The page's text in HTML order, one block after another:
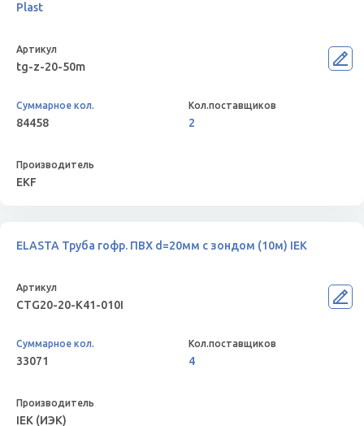
Plast
tg-z-20-50m
84458 2
EKF
ELASTA Труба гофр. ПВХ d=20мм с зондом (10м) IEK
CTG20-20-K41-010I
33071 4
IEK (ИЭК)